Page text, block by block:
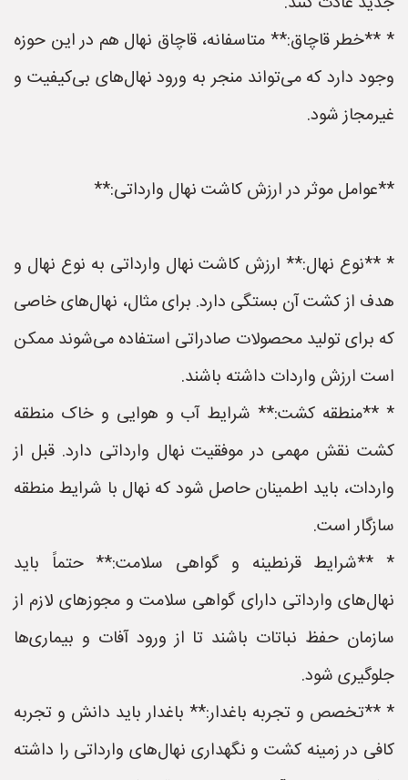
* **خطر قاچاق:** متاسفانه، قاچاق نهال هم در این حوزه
وجود دارد که می‌تواند منجر به ورود نهال‌های بی‌کیفیت و
غیرمجاز شود.
**عوامل موثر در ارزش کاشت نهال وارداتی:**
* **نوع نهال:** ارزش کاشت نهال وارداتی به نوع نهال و
هدف از کشت آن بستگی دارد. برای مثال، نهال‌های خاصی
که برای تولید محصولات صادراتی استفاده می‌شوند ممکن
است ارزش واردات داشته باشند.
* **منطقه کشت:** شرایط آب و هوایی و خاک منطقه
کشت نقش مهمی در موفقیت نهال وارداتی دارد. قبل از
واردات، باید اطمینان حاصل شود که نهال با شرایط منطقه
سازگار است.
* **شرایط قرنطینه و گواهی سلامت:** حتماً باید
نهال‌های وارداتی دارای گواهی سلامت و مجوزهای لازم از
سازمان حفظ نباتات باشند تا از ورود آفات و بیماری‌ها
جلوگیری شود.
* **تخصص و تجربه باغدار:** باغدار باید دانش و تجربه
کافی در زمینه کشت و نگهداری نهال‌های وارداتی را داشته